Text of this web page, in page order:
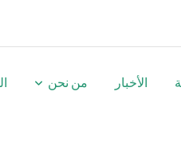
الأخبار من نحن